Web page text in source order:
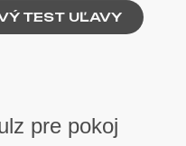
TEST UĽAVY
pre pokoj